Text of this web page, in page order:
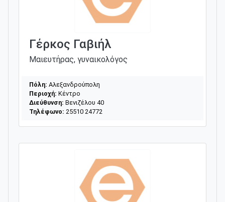
Γέρκος Γαβιήλ
Μαιευτήρας, γυναικολόγος
Πόλη: Αλεξανδρούπολη
Περιοχή: Κέντρο
Διεύθυνση: Βενιζέλου 40
Τηλέφωνο: 25510 24772